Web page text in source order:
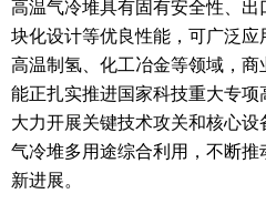
高温气冷堆具有固有安全性、
块化设计等优良性能，可广泛应
高温制氢、化工冶金等领域，
能正扎实推进国家科技重大专项
大力开展关键技术攻关和核心
气冷堆多用途综合利用，不断
新进展。